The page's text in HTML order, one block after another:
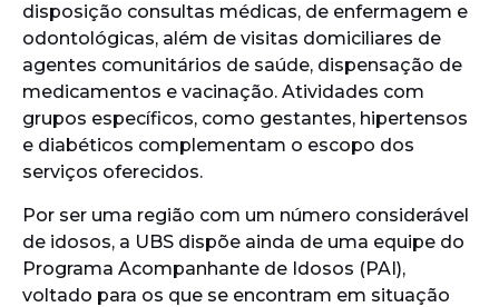
disposição consultas médicas, de enfermagem e
odontológicas, além de visitas domiciliares de
agentes comunitários de saúde, dispensação de
medicamentos e vacinação. Atividades com
grupos específicos, como gestantes, hipertensos
e diabéticos complementam o escopo dos
serviços oferecidos.
Por ser uma região com um número considerável
de idosos, a UBS dispõe ainda de uma equipe do
Programa Acompanhante de Idosos (PAI),
voltado para os que se encontram em situação